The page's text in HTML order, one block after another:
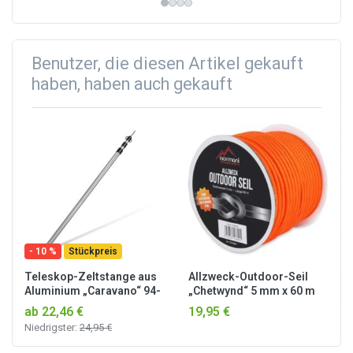
Outdoor-Bereich,...
Benutzer, die diesen Artikel gekauft
haben, haben auch gekauft
- 10 % Stückpreis
Teleskop-Zeltstange aus
Aluminium „Caravano“ 94-
240 cm Silber
ab 22,46 €
Niedrigster: 24,95 €
Allzweck-Outdoor-Seil
„Chetwynd“ 5 mm x 60 m
Orange
19,95 €